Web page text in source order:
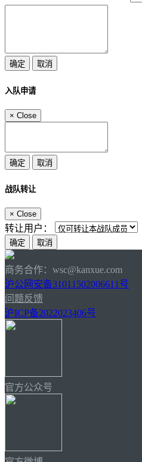
入队申请
× Close
战队转让
× Close
转让用户：
商务合作：wsc@kanxue.com
沪公网安备31011502006611号
问题反馈
沪ICP备2022023406号
官方公众号